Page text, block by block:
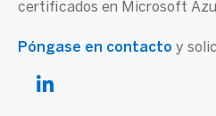
certificados en Microsoft
Póngase en contacto y